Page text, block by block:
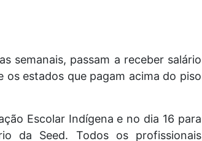
semanais, passam a receber salário
estados que pagam acima do piso
Escolar Indígena e no dia 16 para
da Seed. Todos os profissionais